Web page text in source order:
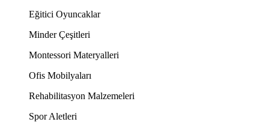
Eğitici Oyuncaklar
Minder Çeşitleri
Montessori Materyalleri
Ofis Mobilyaları
Rehabilitasyon Malzemeleri
Spor Aletleri